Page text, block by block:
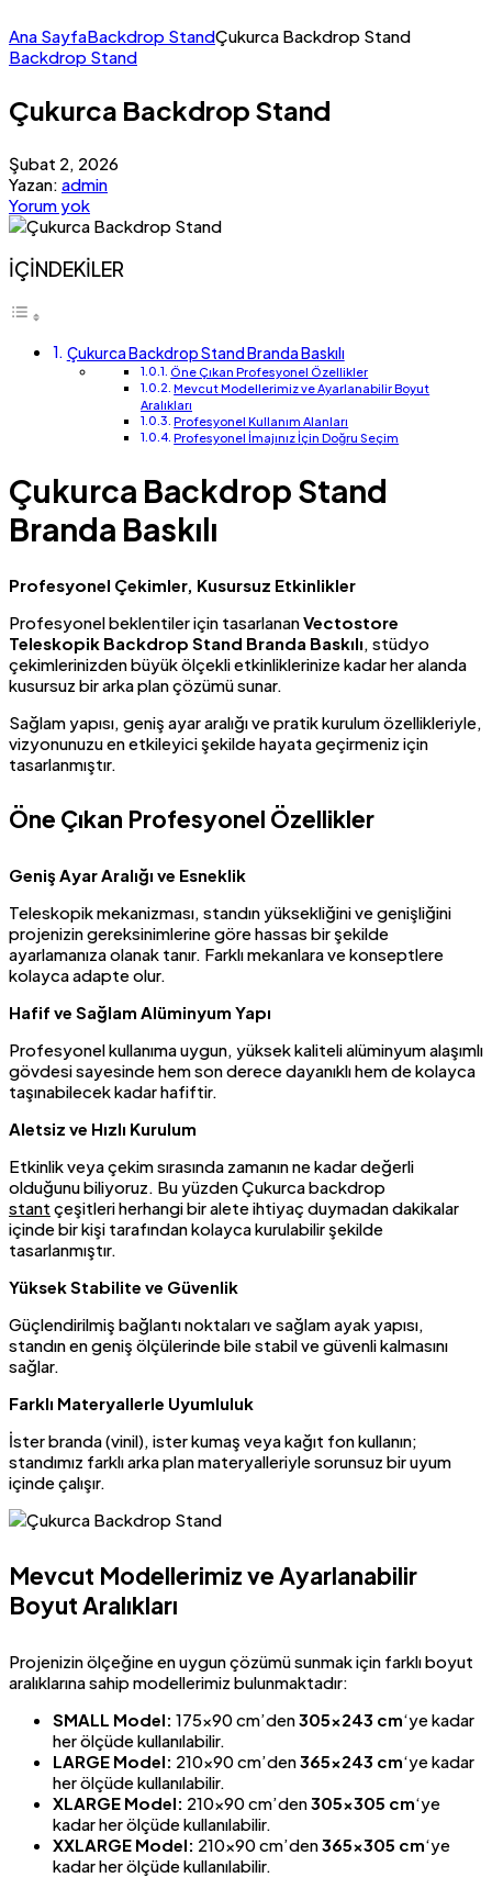
Ana SayfaBackdrop StandÇukurca Backdrop Stand
Backdrop Stand
Çukurca Backdrop Stand
Şubat 2, 2026
Yazan: admin
Yorum yok
İÇİNDEKİLER
Çukurca Backdrop Stand Branda Baskılı
Öne Çıkan Profesyonel Özellikler
Mevcut Modellerimiz ve Ayarlanabilir Boyut
Aralıkları
Profesyonel Kullanım Alanları
Profesyonel İmajınız İçin Doğru Seçim
Çukurca Backdrop Stand
Branda Baskılı
Profesyonel Çekimler, Kusursuz Etkinlikler
Profesyonel beklentiler için tasarlananVectostore
Teleskopik Backdrop Stand Branda Baskılı , stüdyo
çekimlerinizden büyük ölçekli etkinliklerinize kadar her alanda
kusursuz bir arka plan çözümü sunar.
Sağlam yapısı, geniş ayar aralığı ve pratik kurulum özellikleriyle,
vizyonunuzu en etkileyici şekilde hayata geçirmeniz için
tasarlanmıştır.
Öne Çıkan Profesyonel Özellikler
Geniş Ayar Aralığı ve Esneklik
Teleskopik mekanizması, standın yüksekliğini ve genişliğini
projenizin gereksinimlerine göre hassas bir şekilde
ayarlamanıza olanak tanır. Farklı mekanlara ve konseptlere
kolayca adapte olur.
Hafif ve Sağlam Alüminyum Yapı
Profesyonel kullanıma uygun, yüksek kaliteli alüminyum alaşımlı
gövdesi sayesinde hem son derece dayanıklı hem de kolayca
taşınabilecek kadar hafiftir.
Aletsiz ve Hızlı Kurulum
Etkinlik veya çekim sırasında zamanın ne kadar değerli
olduğunu biliyoruz. Bu yüzden Çukurca backdrop
stant çeşitleri herhangi bir alete ihtiyaç duymadan dakikalar
içinde bir kişi tarafından kolayca kurulabilir şekilde
tasarlanmıştır.
Yüksek Stabilite ve Güvenlik
Güçlendirilmiş bağlantı noktaları ve sağlam ayak yapısı,
standın en geniş ölçülerinde bile stabil ve güvenli kalmasını
sağlar.
Farklı Materyallerle Uyumluluk
İster branda (vinil), ister kumaş veya kağıt fon kullanın;
standımız farklı arka plan materyalleriyle sorunsuz bir uyum
içinde çalışır.
Mevcut Modellerimiz ve Ayarlanabilir
Boyut Aralıkları
Projenizin ölçeğine en uygun çözümü sunmak için farklı boyut
aralıklarına sahip modellerimiz bulunmaktadır:
SMALL Model: 175×90 cm’den305×243 cm‘ye kadar
her ölçüde kullanılabilir.
LARGE Model: 210×90 cm’den365×243 cm‘ye kadar
her ölçüde kullanılabilir.
XLARGE Model: 210×90 cm’den305×305 cm‘ye
kadar her ölçüde kullanılabilir.
XXLARGE Model: 210×90 cm’den365×305 cm‘ye
kadar her ölçüde kullanılabilir.